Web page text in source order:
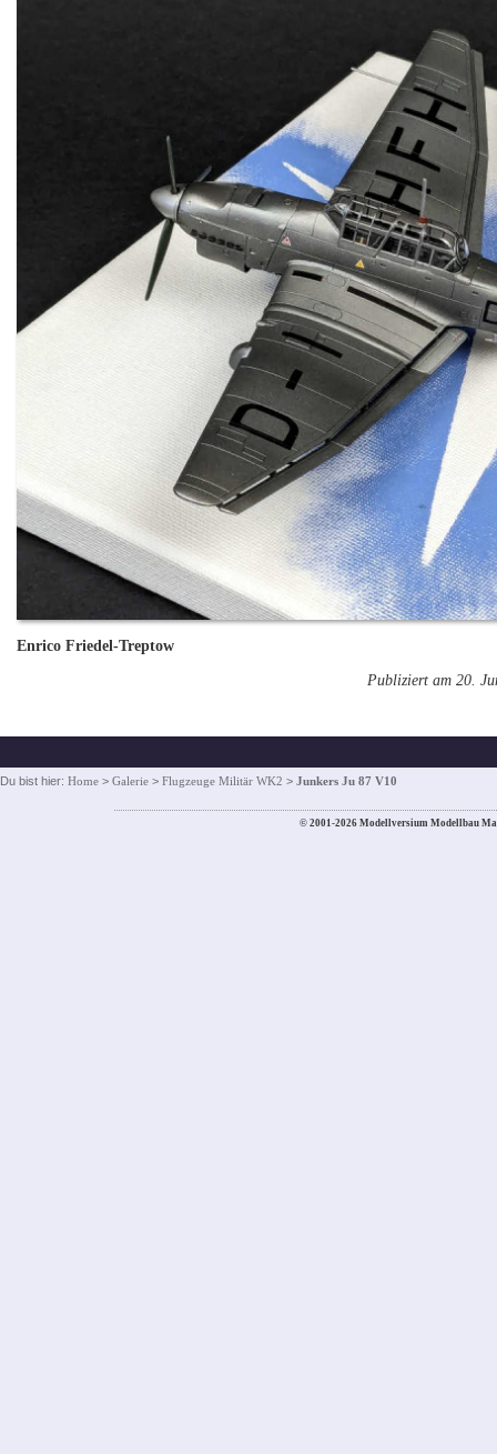
Enrico Friedel-Treptow
Publiziert am 20.
Du bist hier: Home > Galerie > Flugzeuge Militär WK2 > Junkers Ju 87 V10
© 2001-2026 Modellversium Modellbau